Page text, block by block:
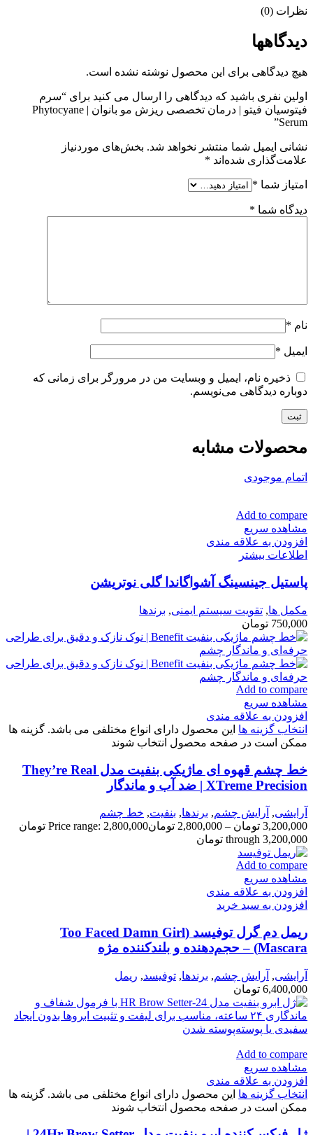
نظرات (0)
دیدگاهها
هیچ دیدگاهی برای این محصول نوشته نشده است.
اولین نفری باشید که دیدگاهی را ارسال می کنید برای “سرم
فیتوسیان فیتو | درمان تخصصی ریزش مو بانوان | Phytocyane
Serum”
نشانی ایمیل شما منتشر نخواهد شد. بخش‌های موردنیاز
علامت‌گذاری شده‌اند *
امتیاز شما *
دیدگاه شما *
نام *
ایمیل *
ذخیره نام، ایمیل و وبسایت من در مرورگر برای زمانی که
دوباره دیدگاهی می‌نویسم.
محصولات مشابه
اتمام موجودی
Add to compare
مشاهده سریع
افزودن به علاقه مندی
اطلاعات بیشتر
پاستیل جینسینگ آشواگاندا گلی نوتریشن
مكمل ها, تقویت سیستم ایمنی, برندها
750,000 تومان
Add to compare
مشاهده سریع
افزودن به علاقه مندی
انتخاب گزینه ها این محصول دارای انواع مختلفی می باشد. گزینه ها
ممکن است در صفحه محصول انتخاب شوند
خط چشم قهوه ای ماژیکی بنفیت مدل They’re Real
XTreme Precision | ضد آب و ماندگار
آرایشی, آرايش چشم, برندها, بنفيت, خط چشم
3,200,000 تومان –
2,800,000 تومان
Price range: 2,800,000 تومان
through 3,200,000 تومان
Add to compare
مشاهده سریع
افزودن به علاقه مندی
افزودن به سبد خرید
ریمل دم گرل توفیسد (Too Faced Damn Girl
Mascara) – حجم‌دهنده و بلندکننده مژه
آرایشی, آرايش چشم, برندها, توفيسد, ريمل
6,400,000 تومان
Add to compare
مشاهده سریع
افزودن به علاقه مندی
انتخاب گزینه ها این محصول دارای انواع مختلفی می باشد. گزینه ها
ممکن است در صفحه محصول انتخاب شوند